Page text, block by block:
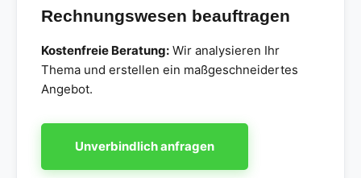
Rechnungswesen beauftragen
Kostenfreie Beratung: Wir analysieren Ihr
Thema und erstellen ein maßgeschneidertes
Angebot.
Unverbindlich anfragen